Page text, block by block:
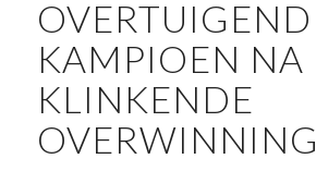
OVERTUIGEND
KAMPIOEN NA
KLINKENDE
OVERWINNING